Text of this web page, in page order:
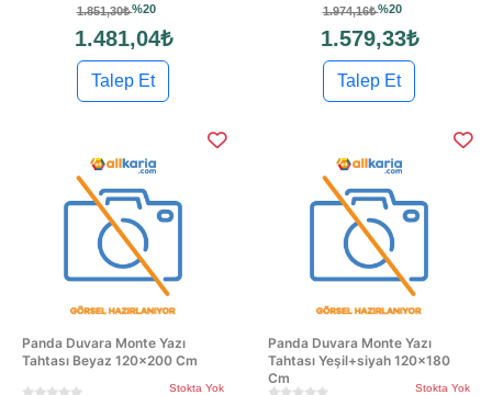
1.851,30₺%20
1.481,04₺
Talep Et
1.974,16₺%20
1.579,33₺
Talep Et
Panda Duvara Monte Yazı
Tahtası Beyaz 120x200 Cm
Stokta Yok
Panda Duvara Monte Yazı
Tahtası Yeşil+siyah 120x180
Cm
Stokta Yok